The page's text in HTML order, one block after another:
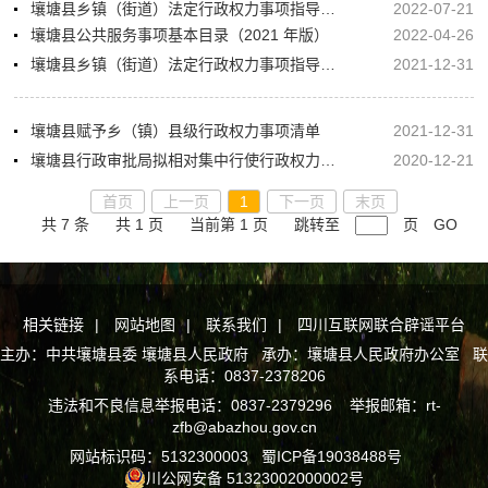
2022-07-21
壤塘县公共服务事项基本目录（2021 年版）
2022-04-26
2021-12-31
壤塘县赋予乡（镇）县级行政权力事项清单
2021-12-31
2020-12-21
首页 上一页 1 下一页
末页
共 7 条
共 1 页 当前第 1 页 跳转至 页 GO
相关链接 | 网站地图 | 联系我们 |
四川互联网联合辟谣平台
主办：中共壤塘县委 壤塘县人民政府 承办：壤塘县人民政府办公室 联
系电话：0837-2378206
违法和不良信息举报电话：0837-2379296 举报邮箱：rt-
zfb@abazhou.gov.cn
网站标识码：5132300003 蜀ICP备19038488号
川公网安备 51323002000002号